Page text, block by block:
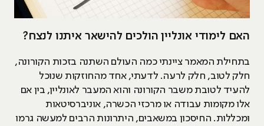
האם לימודי אונליין הולכים להישאר איתנו לנצח?
בתחילת המאמר ציינתי כמה העולם השתנה בזכות הקורונה,
חלק לטוב, חלק לרעה. לדעתי, אחד מהחוזקות שנוכל
להעיד לטובת משבר הקורונה והוא המעבר לאונליין, בין אם
אלו מקומות עבודה או מרכזי הכשרה, אוניברסיטאות
ומכללות. החיסכון במשאבים, היתרונות הרבים למעשה גרמו